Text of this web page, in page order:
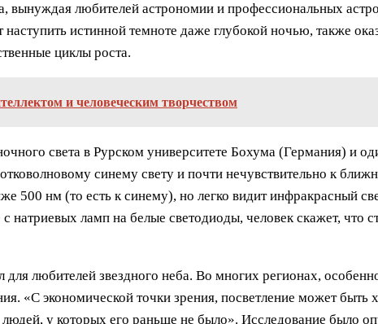
вынуждая любителей астрономии и профессиональных
истинной темноте даже глубокой ночью, также
циклы роста.
и человеческим творчеством
света в Рурском университете Бохума (Германия) и
синему свету и почти нечувствительно к
500 нм (то есть к синему), но легко видит инфракрасный
натриевых ламп на белые светодиоды, человек скажет, что
любителей звездного неба. Во многих регионах,
«С экономической точки зрения, посветление может
людей, у которых его раньше не было». Исследование было